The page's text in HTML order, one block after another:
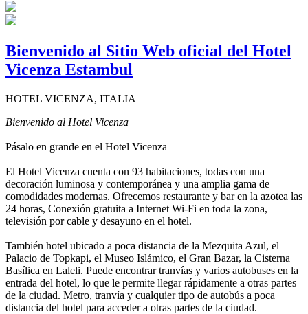
Bienvenido al Sitio Web oficial del Hotel
Vicenza Estambul
HOTEL VICENZA, ITALIA
Bienvenido al Hotel Vicenza
Pásalo en grande en el Hotel Vicenza
El Hotel Vicenza cuenta con 93 habitaciones, todas con una
decoración luminosa y contemporánea y una amplia gama de
comodidades modernas. Ofrecemos restaurante y bar en la azotea las
24 horas, Conexión gratuita a Internet Wi-Fi en toda la zona,
televisión por cable y desayuno en el hotel.
También hotel ubicado a poca distancia de la Mezquita Azul, el
Palacio de Topkapi, el Museo Islámico, el Gran Bazar, la Cisterna
Basílica en Laleli. Puede encontrar tranvías y varios autobuses en la
entrada del hotel, lo que le permite llegar rápidamente a otras partes
de la ciudad. Metro, tranvía y cualquier tipo de autobús a poca
distancia del hotel para acceder a otras partes de la ciudad.